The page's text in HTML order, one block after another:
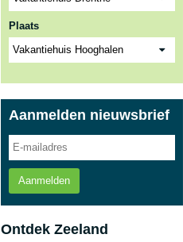
Plaats
Aanmelden nieuwsbrief
Aanmelden
Ontdek Zeeland